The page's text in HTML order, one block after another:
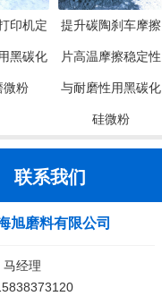
印机定
黑碳化
微粉
提升碳陶刹车摩擦
片高温摩擦稳定性
与耐磨性用黑碳化
硅微粉
联系我们
旭磨料有限公司
马经理